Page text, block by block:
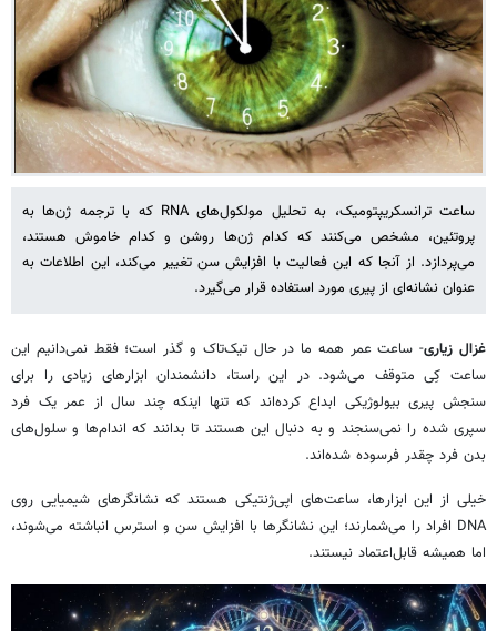
ساعت ترانسکریپتومیک، به تحلیل مولکول‌های RNA که با ترجمه ژن‌ها به
پروتئین، مشخص می‌کنند که کدام ژن‌ها روشن و کدام خاموش هستند،
می‌پردازد. از آنجا که این فعالیت با افزایش سن تغییر می‌کند، این اطلاعات به
عنوان نشانه‌ای از پیری مورد استفاده قرار می‌گیرد.
غزال زیاری- ساعت عمر همه ما در حال تیک‌تاک و گذر است؛ فقط نمی‌دانیم این
ساعت کِی متوقف می‌شود. در این راستا، دانشمندان ابزارهای زیادی را برای
سنجش پیری بیولوژیکی ابداع کرده‌اند که تنها اینکه چند سال از عمر یک فرد
سپری شده را نمی‌سنجند و به دنبال این هستند تا بدانند که اندام‌ها و سلول‌های
بدن فرد چقدر فرسوده شده‌اند.
خیلی از این ابزارها، ساعت‌های اپی‌ژنتیکی هستند که نشانگرهای شیمیایی روی
DNA افراد را می‌شمارند؛ این نشانگرها با افزایش سن و استرس انباشته می‌شوند،
اما همیشه قابل‌اعتماد نیستند.